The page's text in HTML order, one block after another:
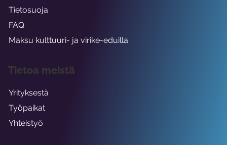
Tietosuoja
FAQ
Maksu kulttuuri- ja virike-eduilla
Tietoa meistä
Yrityksestä
Työpaikat
Yhteistyö